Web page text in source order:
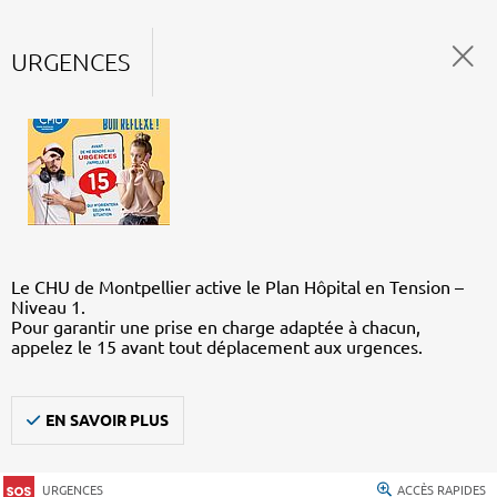
URGENCES
Le CHU de Montpellier active le Plan Hôpital en Tension –
Niveau 1.
Pour garantir une prise en charge adaptée à chacun,
appelez le 15 avant tout déplacement aux urgences.
EN SAVOIR PLUS
URGENCES ACCÈS RAPIDES